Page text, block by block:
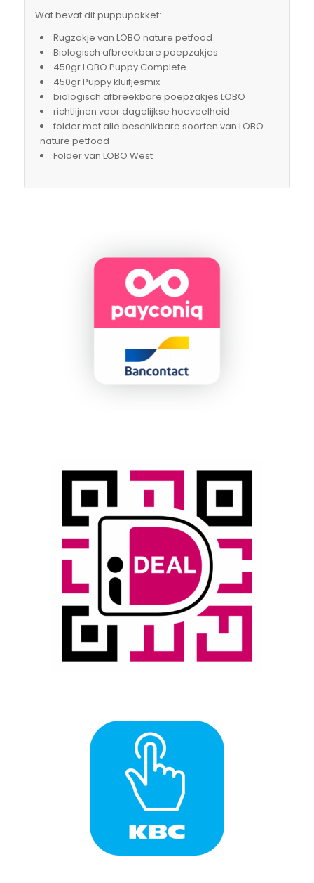
Wat bevat dit puppupakket:
Rugzakje van LOBO nature petfood
Biologisch afbreekbare poepzakjes
450gr LOBO Puppy Complete
450gr Puppy kluifjesmix
biologisch afbreekbare poepzakjes LOBO
richtlijnen voor dagelijkse hoeveelheid
folder met alle beschikbare soorten van LOBO
nature petfood
Folder van LOBO West